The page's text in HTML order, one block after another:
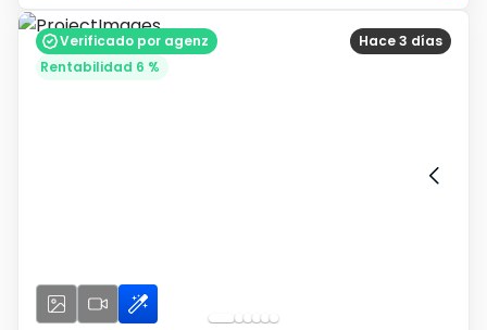
Hace 3 días
Verificado por agenz
Rentabilidad 6 %